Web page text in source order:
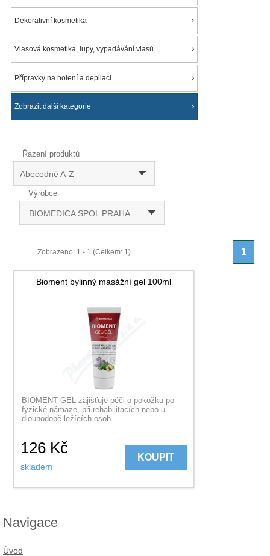
Dekorativní kosmetika
Vlasová kosmetika, lupy, vypadávání vlasů
Přípravky na holení a depilaci
Zobrazit další kategorie
Řazení produktů
Abecedně A-Z
Výrobce
BIOMEDICA SPOL PRAHA
Zobrazeno: 1 - 1 (Celkem: 1) 1
Bioment bylinný masážní gel 100ml
BIOMENT GEL zajišťuje péči o pokožku po
fyzické námaze, při rehabilitacích nebo u
dlouhodobě ležících osob.
126 Kč
skladem
KOUPIT
Navigace
Úvod